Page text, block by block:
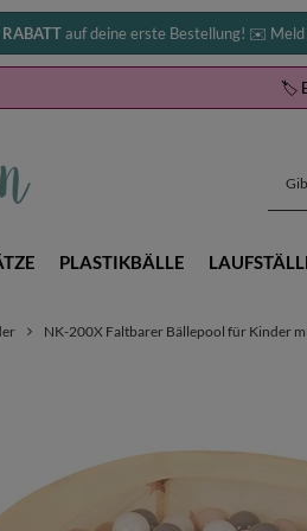
auf deine erste Bestellung! ✉️ Meld
🏷️
PLASTIKBÄLLE
NK-200X Faltbarer Bällepool für Kinder